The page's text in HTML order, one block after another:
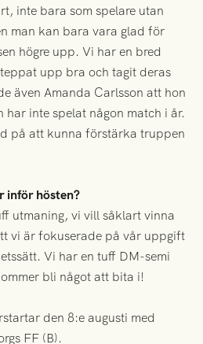
inte bara som spelare utan
man kan bara vara glad för
högre upp. Vi har en bred
upp bra och tagit deras
även Amanda Carlsson att hon
inte spelat någon match i år.
på att kunna förstärka truppen
inför hösten?
utmaning, vi vill såklart vinna
vi är fokuserade på vår uppgift
Vi har en tuff DM-semi
bli något att bita i!
den 8:e augusti med
FF (B).